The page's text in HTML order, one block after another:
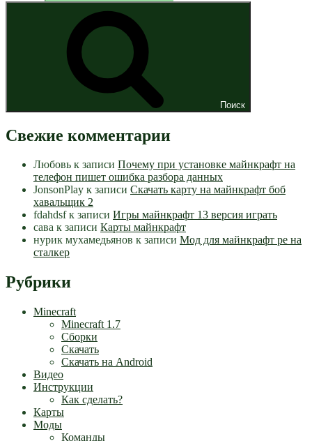
Поиск
Свежие комментарии
Любовь к записи Почему при установке майнкрафт на
телефон пишет ошибка разбора данных
JonsonPlay к записи Скачать карту на майнкрафт боб
хавальщик 2
fdahdsfк записи Игры майнкрафт 13 версия играть
сава к записи Карты майнкрафт
нурик мухамедьянов к записи Мод для майнкрафт pe на
сталкер
Рубрики
Minecraft
Minecraft 1.7
Сборки
Скачать
Скачать на Android
Видео
Инструкции
Как сделать?
Карты
Моды
Команды